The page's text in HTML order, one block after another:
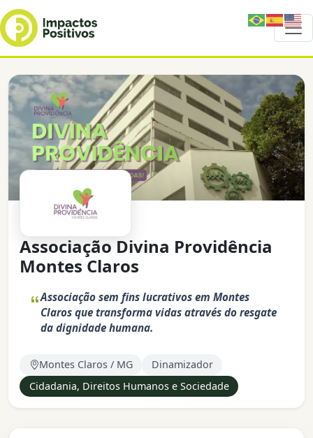
Associação Divina Providência
Montes Claros
Associação sem fins lucrativos em Montes
Claros que transforma vidas através do resgate
da dignidade humana.
Montes Claros / MG
Dinamizador
Cidadania, Direitos Humanos e Sociedade